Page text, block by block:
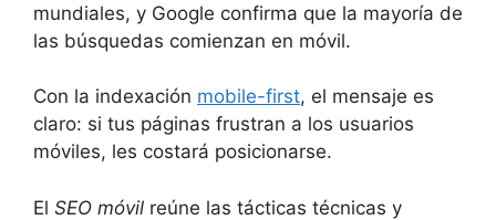
mundiales, y Google confirma que la mayoría de
las búsquedas comienzan en móvil.
Con la indexación mobile-first, el mensaje es
claro: si tus páginas frustran a los usuarios
móviles, les costará posicionarse.
El SEO móvil reúne las tácticas técnicas y